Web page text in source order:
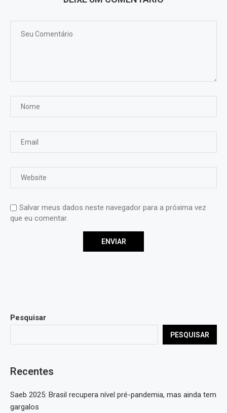
Salvar meus dados neste navegador para a próxima vez
que eu comentar.
Pesquisar
PESQUISAR
Recentes
Saeb 2025: Brasil recupera nível pré-pandemia, mas ainda tem
gargalos